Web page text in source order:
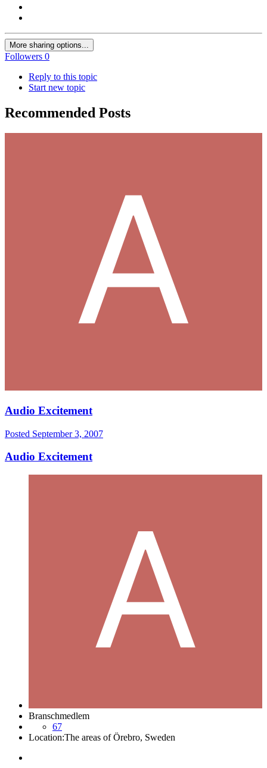
More sharing options...
Followers 0
Reply to this topic
Start new topic
Recommended Posts
Audio Excitement
Posted September 3, 2007
Audio Excitement
Branschmedlem
67
Location:The areas of Örebro, Sweden